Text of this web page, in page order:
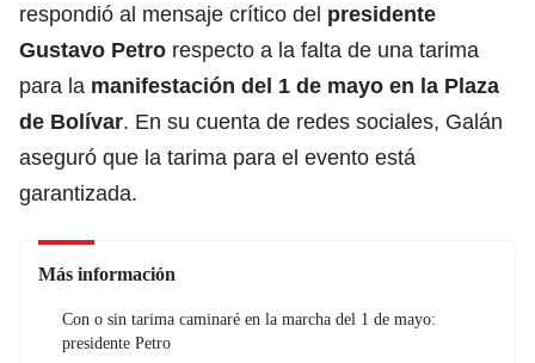
respondió al mensaje crítico del presidente
Gustavo Petro respecto a la falta de una tarima
para la manifestación del 1 de mayo en la Plaza
de Bolívar. En su cuenta de redes sociales, Galán
aseguró que la tarima para el evento está
garantizada.
Más información
Con o sin tarima caminaré en la marcha del 1 de mayo:
presidente Petro